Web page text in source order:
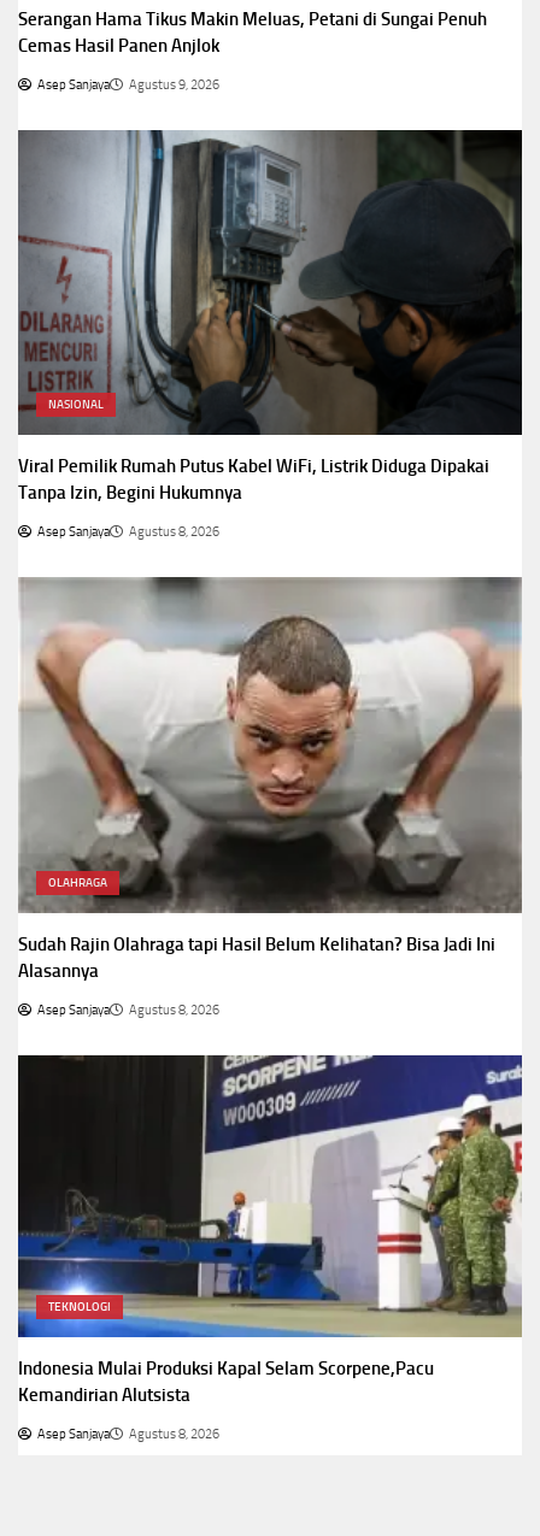
Serangan Hama Tikus Makin Meluas, Petani di Sungai Penuh
Cemas Hasil Panen Anjlok
Asep Sanjaya Agustus 9, 2026
NASIONAL
Viral Pemilik Rumah Putus Kabel WiFi, Listrik Diduga Dipakai
Tanpa Izin, Begini Hukumnya
Asep Sanjaya Agustus 8, 2026
OLAHRAGA
Sudah Rajin Olahraga tapi Hasil Belum Kelihatan? Bisa Jadi Ini
Alasannya
Asep Sanjaya Agustus 8, 2026
TEKNOLOGI
Indonesia Mulai Produksi Kapal Selam Scorpene,Pacu
Kemandirian Alutsista
Asep Sanjaya Agustus 8, 2026